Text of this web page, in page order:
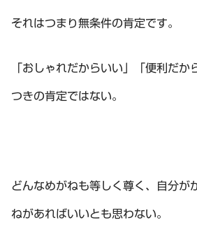
それはつまり無条件の肯定です。
「おしゃれだからいい」「便利だか
つきの肯定ではない。
どんなめがねも等しく尊く、自分が
ねがあればいいとも思わない。